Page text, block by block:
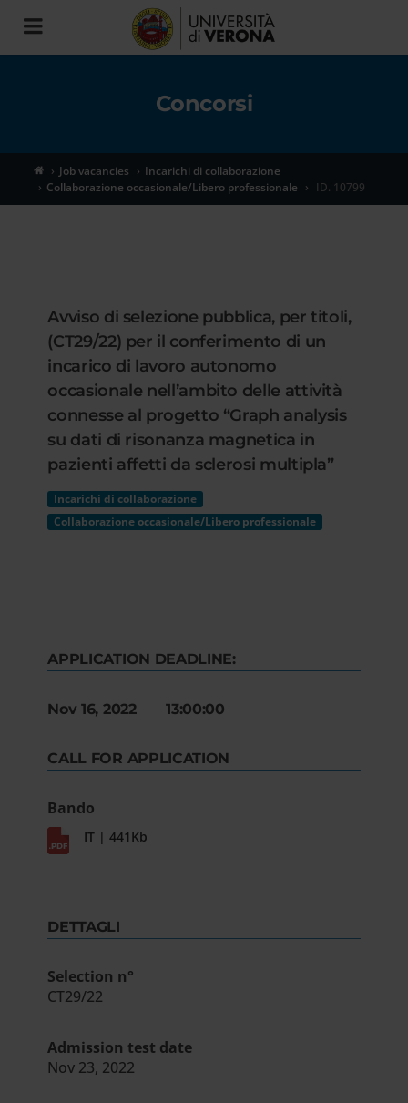
Toggle
navigation
Concorsi
Job vacancies
Incarichi di collaborazione
Collaborazione occasionale/Libero professionale
ID. 10799
Avviso di selezione pubblica, per titoli,
(CT29/22) per il conferimento di un
incarico di lavoro autonomo
occasionale nell’ambito delle attività
connesse al progetto “Graph analysis
su dati di risonanza magnetica in
pazienti affetti da sclerosi multipla”
Incarichi di collaborazione
Collaborazione occasionale/Libero professionale
APPLICATION DEADLINE:
Nov 16, 2022 13:00:00
CALL FOR APPLICATION
Bando
IT | 441Kb
DETTAGLI
Selection n°
CT29/22
Admission test date
Nov 23, 2022